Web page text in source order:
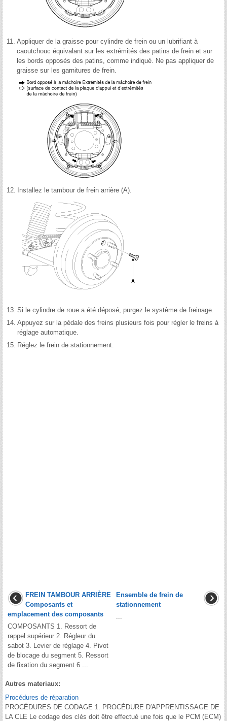
11. Appliquer de la graisse pour cylindre de frein ou un lubrifiant à
caoutchouc équivalant sur les extrémités des patins de frein et sur
les bords opposés des patins, comme indiqué. Ne pas appliquer de
graisse sur les garnitures de frein.
12. Installez le tambour de frein arrière (A).
13. Si le cylindre de roue a été déposé, purgez le système de freinage.
14. Appuyez sur la pédale des freins plusieurs fois pour régler le freins à
réglage automatique.
15. Réglez le frein de stationnement.
FREIN TAMBOUR ARRIÈRE
Composants et
emplacement des composants
COMPOSANTS 1. Ressort de
rappel supérieur 2. Régleur du
sabot 3. Levier de réglage 4. Pivot
de blocage du segment 5. Ressort
de fixation du segment 6 ...
Ensemble de frein de
stationnement
...
Autres materiaux:
Procédures de réparation
PROCÉDURES DE CODAGE 1. PROCÉDURE D′APPRENTISSAGE DE
LA CLE Le codage des clés doit être effectué une fois que le PCM (ECM)